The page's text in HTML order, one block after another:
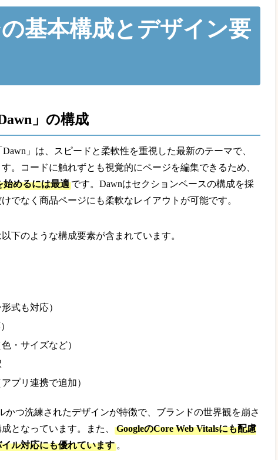
基本構成とデザイン要
」の構成
」は、スピードと柔軟性を重視した最新のテーマで、
。コードに触れずとも視覚的にページを編集できるため、
始めるには最適 です。Dawnはセクションベースの構成を採
でなく商品ページにも柔軟なレイアウトが可能です。
下のような構成要素が含まれています。
式も対応）
・サイズなど）
プリ連携で追加）
かつ洗練されたデザインが特徴で、ブランドの世界観を崩さ
となっています。また、
GoogleのCore Web Vitalsにも配慮
ル対応にも優れています 。